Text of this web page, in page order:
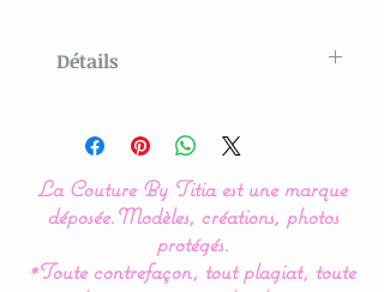
Détails
By Titia
Le complément idéal pour
le cocon de bébé.
La Couture By Titia est une marque
déposée.Modèles, créations, photos
protégés.
*Toute contrefaçon, tout plagiat, toute